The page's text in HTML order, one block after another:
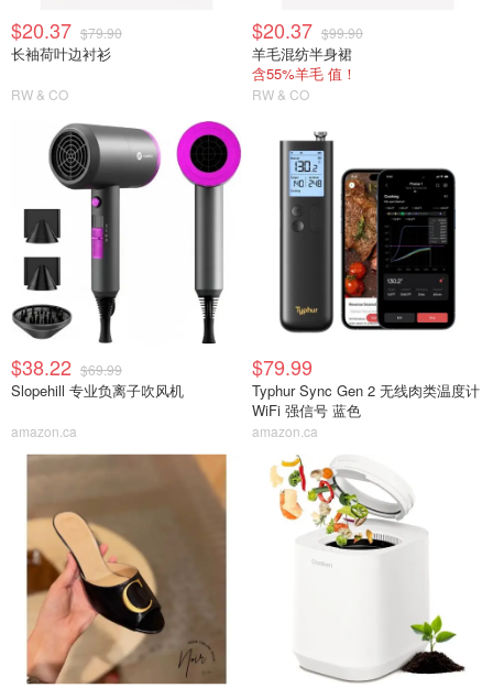
$20.37 $79.90
长袖荷叶边衬衫
RW & CO
$20.37 $99.90
羊毛混纺半身裙
含55%羊毛 值！
RW & CO
$38.22 $69.99
Slopehill 专业负离子吹风机
amazon.ca
$79.99
Typhur Sync Gen 2 无线肉类温度计
WiFi 强信号 蓝色
amazon.ca